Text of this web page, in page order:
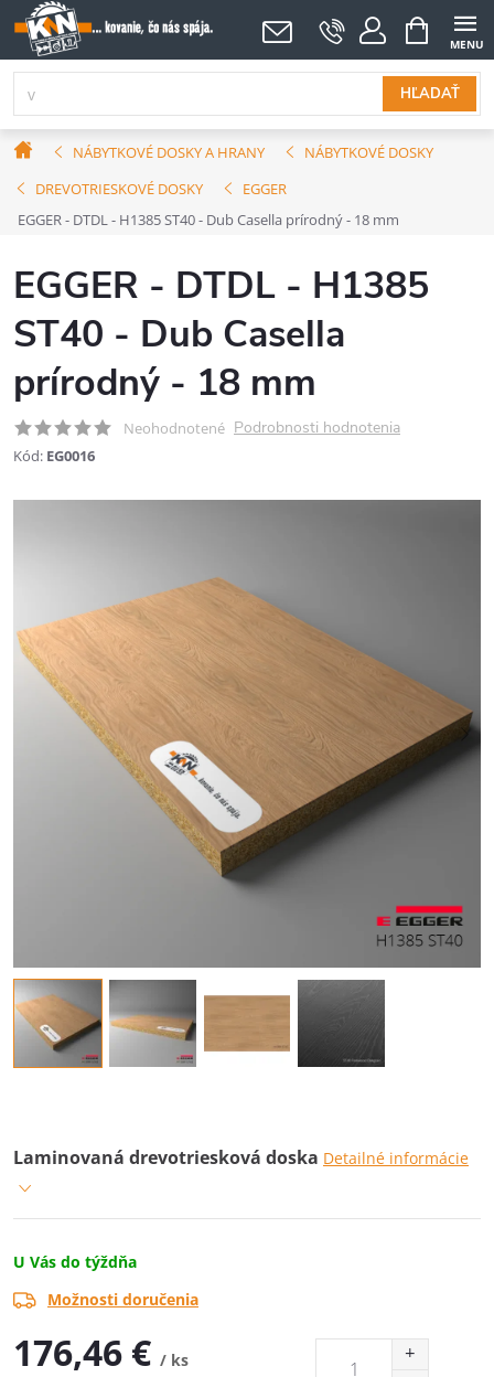
Prejsť
na
obsah
HĽADAŤ
NÁKUPNÝ
KOŠÍK
DomovNÁBYTKOVÉ DOSKY A HRANY
NÁBYTKOVÉ DOSKY
DREVOTRIESKOVÉ DOSKY
EGGER
EGGER - DTDL - H1385 ST40 - Dub Casella prírodný - 18 mm
EGGER - DTDL - H1385
ST40 - Dub Casella
prírodný - 18 mm
Neohodnotené Podrobnosti hodnotenia
Kód: EG0016
Laminovaná drevotriesková doska Detailné informácie
U Vás do týždňa
Možnosti doručenia
176,46 € / ks